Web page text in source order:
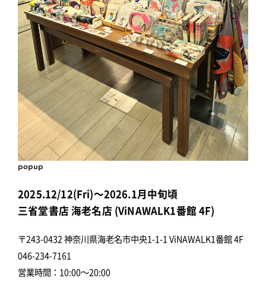
popup
2025.12/12(Fri)～2026.1月中旬頃
三省堂書店 海老名店 (ViNAWALK1番館 4F)
〒243-0432 神奈川県海老名市中央1-1-1 ViNAWALK1番館 4F
046-234-7161
営業時間：10:00～20:00